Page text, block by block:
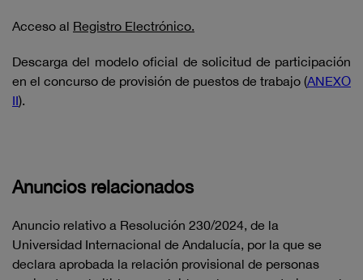
Acceso al Registro Electrónico.
Descarga del modelo oficial de solicitud de participación
en el concurso de provisión de puestos de trabajo (ANEXO
II).
Anuncios relacionados
Anuncio relativo a Resolución 230/2024, de la
Universidad Internacional de Andalucía, por la que se
declara aprobada la relación provisional de personas